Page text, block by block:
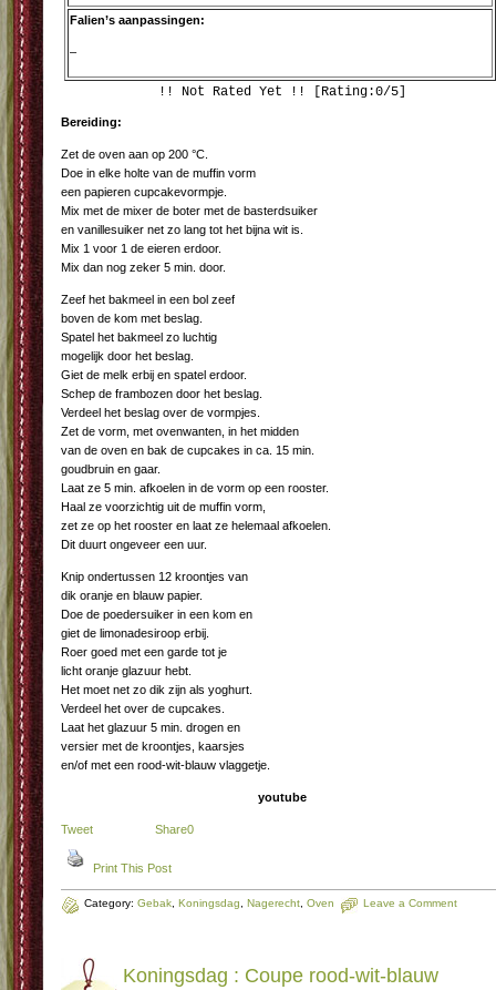
Falien’s aanpassingen:
–
!! Not Rated Yet !! [Rating:0/5]
Bereiding:
Zet de oven aan op 200 °C.
Doe in elke holte van de muffin vorm
een papieren cupcakevormpje.
Mix met de mixer de boter met de basterdsuiker
en vanillesuiker net zo lang tot het bijna wit is.
Mix 1 voor 1 de eieren erdoor.
Mix dan nog zeker 5 min. door.
Zeef het bakmeel in een bol zeef
boven de kom met beslag.
Spatel het bakmeel zo luchtig
mogelijk door het beslag.
Giet de melk erbij en spatel erdoor.
Schep de frambozen door het beslag.
Verdeel het beslag over de vormpjes.
Zet de vorm, met ovenwanten, in het midden
van de oven en bak de cupcakes in ca. 15 min.
goudbruin en gaar.
Laat ze 5 min. afkoelen in de vorm op een rooster.
Haal ze voorzichtig uit de muffin vorm,
zet ze op het rooster en laat ze helemaal afkoelen.
Dit duurt ongeveer een uur.
Knip ondertussen 12 kroontjes van
dik oranje en blauw papier.
Doe de poedersuiker in een kom en
giet de limonadesiroop erbij.
Roer goed met een garde tot je
licht oranje glazuur hebt.
Het moet net zo dik zijn als yoghurt.
Verdeel het over de cupcakes.
Laat het glazuur 5 min. drogen en
versier met de kroontjes, kaarsjes
en/of met een rood-wit-blauw vlaggetje.
youtube
Tweet Share0
Print This Post
Category: Gebak Koningsdag Nagerecht Oven Leave a Comment
Koningsdag : Cou­pe rood-wit-blauw